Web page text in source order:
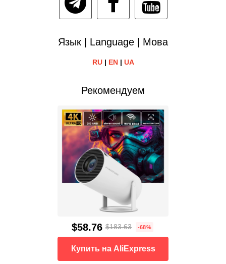
Язык | Language | Мова
RU| EN| UA
Рекомендуем
$58.76 $183.63 -68%
Купить на AliExpress